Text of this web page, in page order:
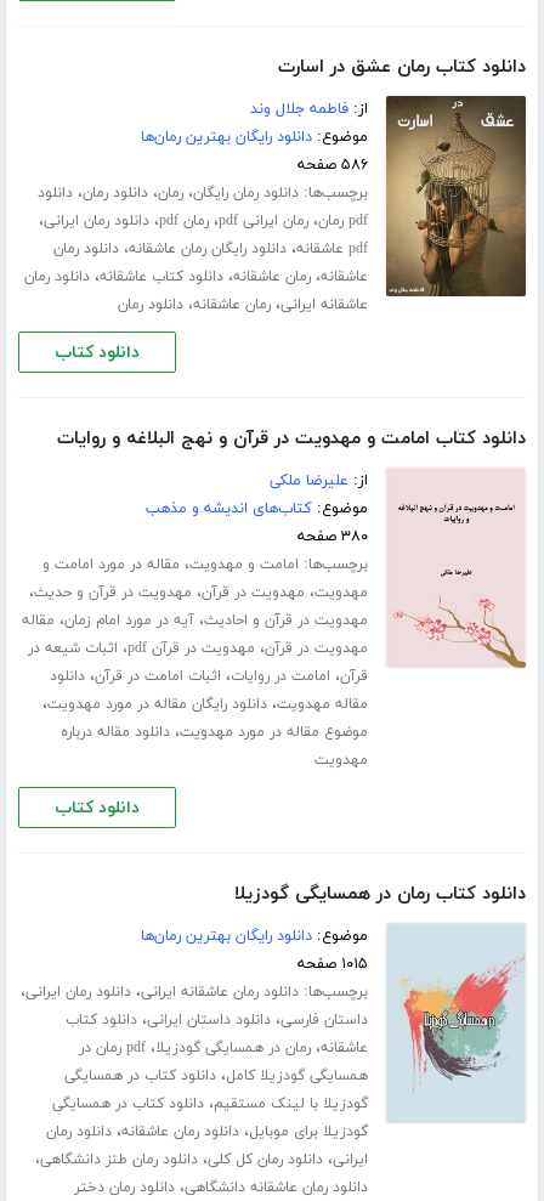
دانلود کتاب رمان عشق در اسارت
از:فاطمه جلال‌ وند
موضوع:دانلود رایگان بهترین رمان‌ها
۵۸۶ صفحه
برچسب‌ها:دانلود رمان رایگان،رمان،دانلود رمان،دانلود
pdf رمان
،رمان ایرانی pdf ،رمان pdf ،دانلود رمان ایرانی،
pdf عاشقانه ،دانلود رایگان رمان عاشقانه،دانلود رمان
عاشقانه،رمان عاشقانه،دانلود کتاب عاشقانه،دانلود رمان
عاشقانه ایرانی،رمان عاشقانه،دانلود رمان
دانلود کتاب
دانلود کتاب امامت و مهدویت در قرآن و نهج البلاغه و روایات
از: علیرضا ملکی
موضوع:کتاب‌های اندیشه و مذهب
۳۸۰ صفحه
برچسب‌ها: امامت و مهدویت، مقاله در مورد امامت و
مهدویت، مهدویت در قرآن، مهدویت در قرآن و حدیث،
مهدویت در قرآن و احادیث،آیه در مورد امام زمان، مقاله
مهدویت در قرآن، مهدویت در قرآن pdf ، اثبات شیعه در
قرآن، امامت در روایات، اثبات امامت در قرآن،دانلود
مقاله مهدویت،دانلود رایگان مقاله در مورد مهدویت،
موضوع مقاله در مورد مهدویت،دانلود مقاله درباره
مهدویت
دانلود کتاب
دانلود کتاب رمان در همسایگی گودزیلا
موضوع:دانلود رایگان بهترین رمان‌ها
۱۰۱۵ صفحه
برچسب‌ها:دانلود رمان عاشقانه ایرانی،دانلود رمان ایرانی،
داستان فارسی،دانلود داستان ایرانی،دانلود کتاب
عاشقانه،رمان در همسایگی گودزیلا،
pdf رمان در
همسایگی گودزیلا کامل،دانلود کتاب در همسایگی
گودزیلا با لینک مستقیم،دانلود کتاب در همسایگی
گودزیلا برای موبایل،دانلود رمان عاشقانه،دانلود رمان
ایرانی،دانلود رمان کل کلی،دانلود رمان طنز دانشگاهی،
دانلود رمان عاشقانه دانشگاهی،دانلود رمان دختر